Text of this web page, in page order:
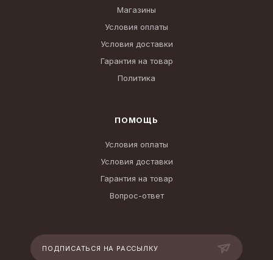
Магазины
Условия оплаты
Условия доставки
Гарантия на товар
Политика
ПОМОЩЬ
Условия оплаты
Условия доставки
Гарантия на товар
Вопрос-ответ
ПОДПИСАТЬСЯ НА РАССЫЛКУ